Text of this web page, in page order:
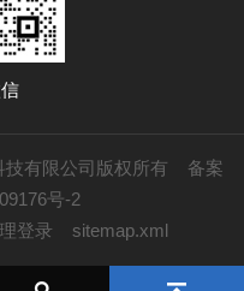
技有限公司版权所有 备案
号-2
登录 sitemap.xml